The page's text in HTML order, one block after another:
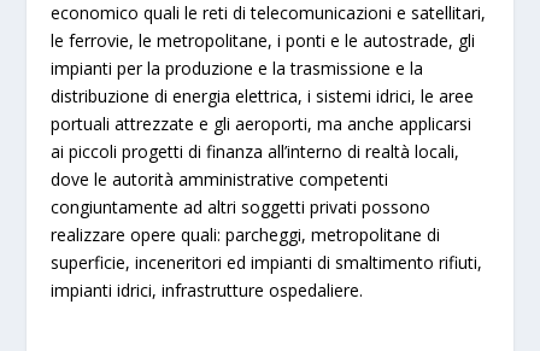
economico quali le reti di telecomunicazioni e satellitari,
le ferrovie, le metropolitane, i ponti e le autostrade, gli
impianti per la produzione e la trasmissione e la
distribuzione di energia elettrica, i sistemi idrici, le aree
portuali attrezzate e gli aeroporti, ma anche applicarsi
ai piccoli progetti di finanza all’interno di realtà locali,
dove le autorità amministrative competenti
congiuntamente ad altri soggetti privati possono
realizzare opere quali: parcheggi, metropolitane di
superficie, inceneritori ed impianti di smaltimento rifiuti,
impianti idrici, infrastrutture ospedaliere.